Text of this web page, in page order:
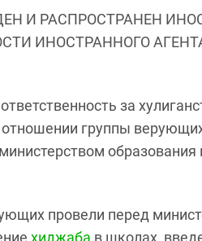
И РАСПРОСТРАНЕН
ИНОСТРАННОГО
за
отношении группы
образования
провели перед
хиджаба в школах,